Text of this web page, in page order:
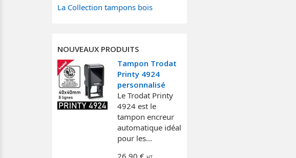
La Collection tampons bois
NOUVEAUX PRODUITS
Tampon Trodat
Printy 4924
personnalisé
Le Trodat Printy
4924 est le
tampon encreur
automatique idéal
pour les...
26,90 €